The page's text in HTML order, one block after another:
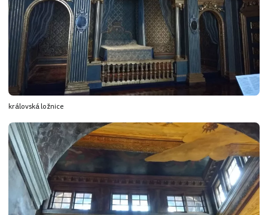
královská ložnice